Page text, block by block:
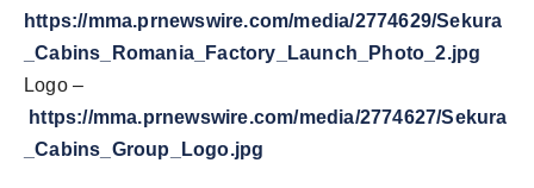
https://mma.prnewswire.com/media/2774629/Sekura
_Cabins_Romania_Factory_Launch_Photo_2.jpg
Logo –
https://mma.prnewswire.com/media/2774627/Sekura
_Cabins_Group_Logo.jpg